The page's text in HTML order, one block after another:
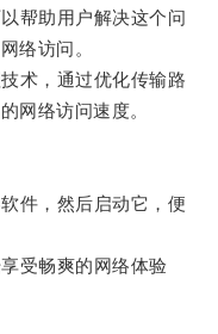
帮助用户解决这个问
络访问。
术，通过优化传输路
网络访问速度。
件，然后启动它，便
受畅爽的网络体验